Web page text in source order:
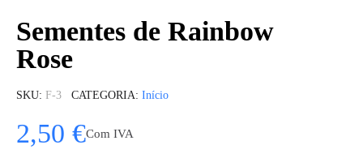
Sementes de Rainbow
Rose
SKU F-3 CATEGORIA Início
2,50 €Com IVA